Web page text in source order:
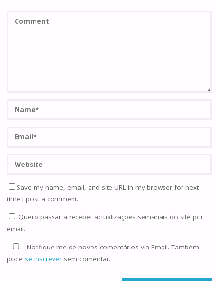
Save my name, email, and site URL in my browser for next
time I post a comment.
Quero passar a receber actualizações semanais do site por
email.
Notifique-me de novos comentários via Email. Também
pode se inscreversem comentar.